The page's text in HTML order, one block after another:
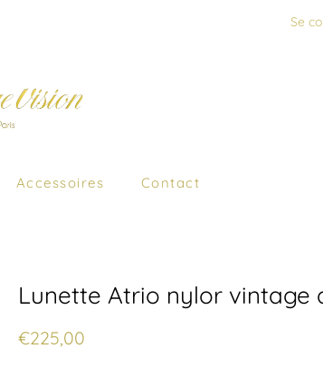
Se
Accessoires Contact
Lunette Atrio nylor vintage
Prix
€225,00